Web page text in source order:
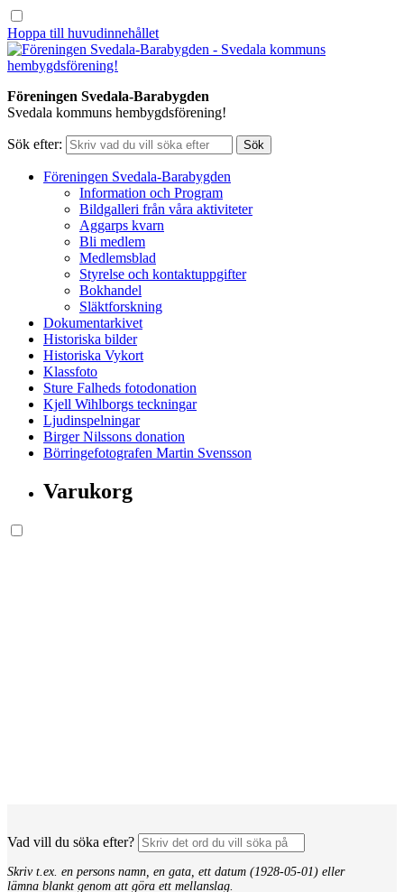
Hoppa till huvudinnehållet
Föreningen Svedala-Barabygden
Svedala kommuns hembygdsförening!
Sök efter:
Föreningen Svedala-Barabygden
Information och Program
Bildgalleri från våra aktiviteter
Aggarps kvarn
Bli medlem
Medlemsblad
Styrelse och kontaktuppgifter
Bokhandel
Släktforskning
Dokumentarkivet
Historiska bilder
Historiska Vykort
Klassfoto
Sture Falheds fotodonation
Kjell Wihlborgs teckningar
Ljudinspelningar
Birger Nilssons donation
Börringefotografen Martin Svensson
Varukorg
Vad vill du söka efter?
Skriv t.ex. en persons namn, en gata, ett datum (1928-05-01) eller
lämna blankt genom att göra ett mellanslag.